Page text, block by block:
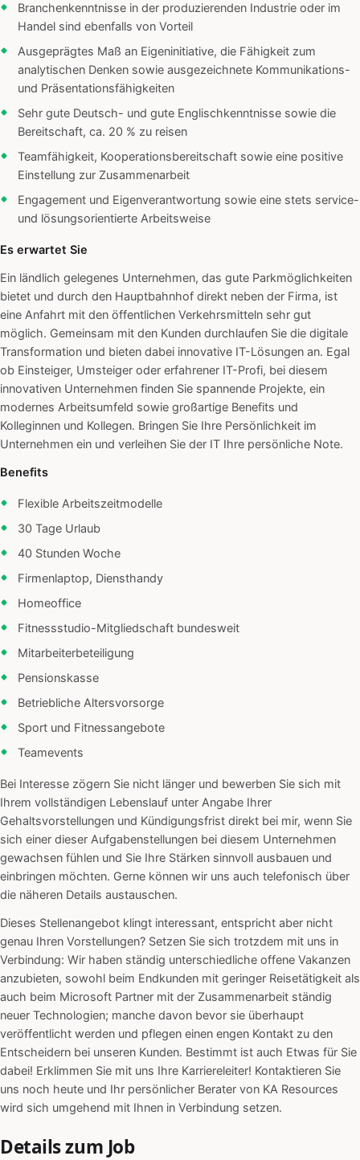
Branchenkenntnisse in der produzierenden Industrie oder im
Handel sind ebenfalls von Vorteil
Ausgeprägtes Maß an Eigeninitiative, die Fähigkeit zum
analytischen Denken sowie ausgezeichnete Kommunikations-
und Präsentationsfähigkeiten
Sehr gute Deutsch- und gute Englischkenntnisse sowie die
Bereitschaft, ca. 20 % zu reisen
Teamfähigkeit, Kooperationsbereitschaft sowie eine positive
Einstellung zur Zusammenarbeit
Engagement und Eigenverantwortung sowie eine stets service-
und lösungsorientierte Arbeitsweise
Es erwartet Sie
Ein ländlich gelegenes Unternehmen, das gute Parkmöglichkeiten
bietet und durch den Hauptbahnhof direkt neben der Firma, ist
eine Anfahrt mit den öffentlichen Verkehrsmitteln sehr gut
möglich. Gemeinsam mit den Kunden durchlaufen Sie die digitale
Transformation und bieten dabei innovative IT-Lösungen an. Egal
ob Einsteiger, Umsteiger oder erfahrener IT-Profi, bei diesem
innovativen Unternehmen finden Sie spannende Projekte, ein
modernes Arbeitsumfeld sowie großartige Benefits und
Kolleginnen und Kollegen. Bringen Sie Ihre Persönlichkeit im
Unternehmen ein und verleihen Sie der IT Ihre persönliche Note.
Benefits
Flexible Arbeitszeitmodelle
30 Tage Urlaub
40 Stunden Woche
Firmenlaptop, Diensthandy
Homeoffice
Fitnessstudio-Mitgliedschaft bundesweit
Mitarbeiterbeteiligung
Pensionskasse
Betriebliche Altersvorsorge
Sport und Fitnessangebote
Teamevents
Bei Interesse zögern Sie nicht länger und bewerben Sie sich mit
Ihrem vollständigen Lebenslauf unter Angabe Ihrer
Gehaltsvorstellungen und Kündigungsfrist direkt bei mir, wenn Sie
sich einer dieser Aufgabenstellungen bei diesem Unternehmen
gewachsen fühlen und Sie Ihre Stärken sinnvoll ausbauen und
einbringen möchten. Gerne können wir uns auch telefonisch über
die näheren Details austauschen.
Dieses Stellenangebot klingt interessant, entspricht aber nicht
genau Ihren Vorstellungen? Setzen Sie sich trotzdem mit uns in
Verbindung: Wir haben ständig unterschiedliche offene Vakanzen
anzubieten, sowohl beim Endkunden mit geringer Reisetätigkeit als
auch beim Microsoft Partner mit der Zusammenarbeit ständig
neuer Technologien; manche davon bevor sie überhaupt
veröffentlicht werden und pflegen einen engen Kontakt zu den
Entscheidern bei unseren Kunden. Bestimmt ist auch Etwas für Sie
dabei! Erklimmen Sie mit uns Ihre Karriereleiter! Kontaktieren Sie
uns noch heute und Ihr persönlicher Berater von KA Resources
wird sich umgehend mit Ihnen in Verbindung setzen.
Details zum Job